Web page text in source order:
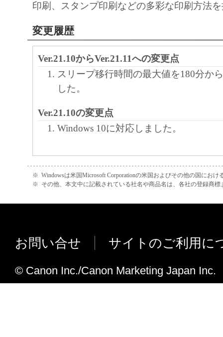
印刷、スタンプ印刷などの多彩な印刷方法
変更履歴
Ver.21.10からVer.21.11への変更点
スリープ移行時間の最大値を180分か
した。
Ver.21.10の変更点
Windows 10に対応しました。
※ Windowsは米国Microsoft Corporationの米国およびその他の国におけ
※ その他、本文中に記載されている社名や商品名は、各社の登録商標
お問い合せ サイトのご利用に
© Canon Inc./Canon Marketing Japan Inc.